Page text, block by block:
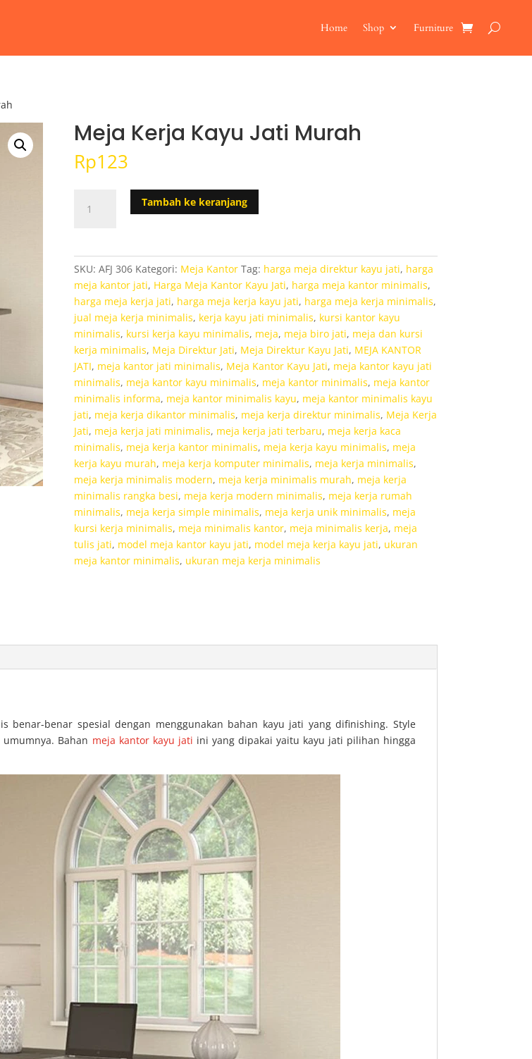
Home Shop Furniture
Meja Kerja Kayu Jati Murah
Rp123
Meja
Tambah ke keranjang
SKU: AFJ 306 Kategori: Meja Kantor Tag: harga meja direktur kayu jati, harga
meja kantor jati, Harga Meja Kantor Kayu Jati, harga meja kantor minimalis,
harga meja kerja jati, harga meja kerja kayu jati, harga meja kerja minimalis,
jual meja kerja minimalis, kerja kayu jati minimalis, kursi kantor kayu
minimalis, kursi kerja kayu minimalis, meja, meja biro jati, meja dan kursi
kerja minimalis, Meja Direktur Jati, Meja Direktur Kayu Jati, MEJA KANTOR
JATI, meja kantor jati minimalis, Meja Kantor Kayu Jati, meja kantor kayu jati
minimalis, meja kantor kayu minimalis, meja kantor minimalis, meja kantor
minimalis informa, meja kantor minimalis kayu, meja kantor minimalis kayu
jati, meja kerja dikantor minimalis, meja kerja direktur minimalis, Meja Kerja
Jati, meja kerja jati minimalis, meja kerja jati terbaru, meja kerja kaca
minimalis, meja kerja kantor minimalis, meja kerja kayu minimalis, meja
kerja kayu murah, meja kerja komputer minimalis, meja kerja minimalis,
meja kerja minimalis modern, meja kerja minimalis murah, meja kerja
minimalis rangka besi, meja kerja modern minimalis, meja kerja rumah
minimalis, meja kerja simple minimalis, meja kerja unik minimalis, meja
kursi kerja minimalis, meja minimalis kantor, meja minimalis kerja, meja
tulis jati, model meja kantor kayu jati, model meja kerja kayu jati, ukuran
meja kantor minimalis, ukuran meja kerja minimalis
benar-benar spesial dengan menggunakan bahan kayu jati yang difinishing. Style
Bahan meja kantor kayu jati ini yang dipakai yaitu kayu jati pilihan hingga